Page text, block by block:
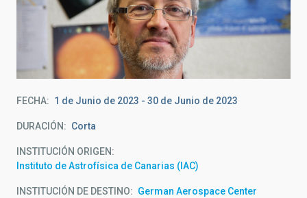
FECHA 1 de Junio de 2023 - 30 de Junio de 2023
DURACIÓN Corta
INSTITUCIÓN ORIGEN
Instituto de Astrofísica de Canarias (IAC)
INSTITUCIÓN DE DESTINO German Aerospace Center